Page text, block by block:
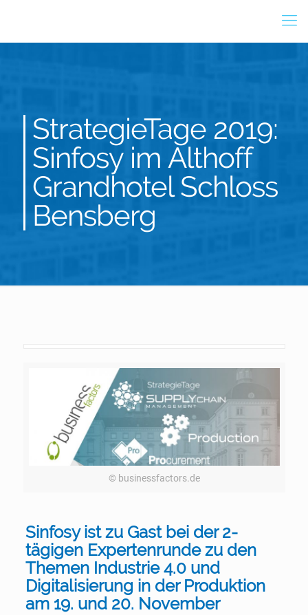
StrategieTage 2019:
Sinfosy im Althoff
Grandhotel Schloss
Bensberg
© businessfactors.de
Sinfosy ist zu Gast bei der2-
tägigen Expertenrunde zu den
Themen Industrie 4.0 und
Digitalisierung in der Produktion
am 19. und 20. November